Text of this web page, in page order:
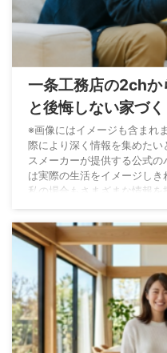
一条工務店の2chか
と後悔しない家づ
※画像にはイメージも含まれ
際により深く情報を集めた
スメーカーが提供する公式
は実際の生活をイメージしき
私の場合もさまざまな情報
てた施主の生の声が溢れて
の2chにはリアルな評判が数
なく厳しい意見も見受けられ